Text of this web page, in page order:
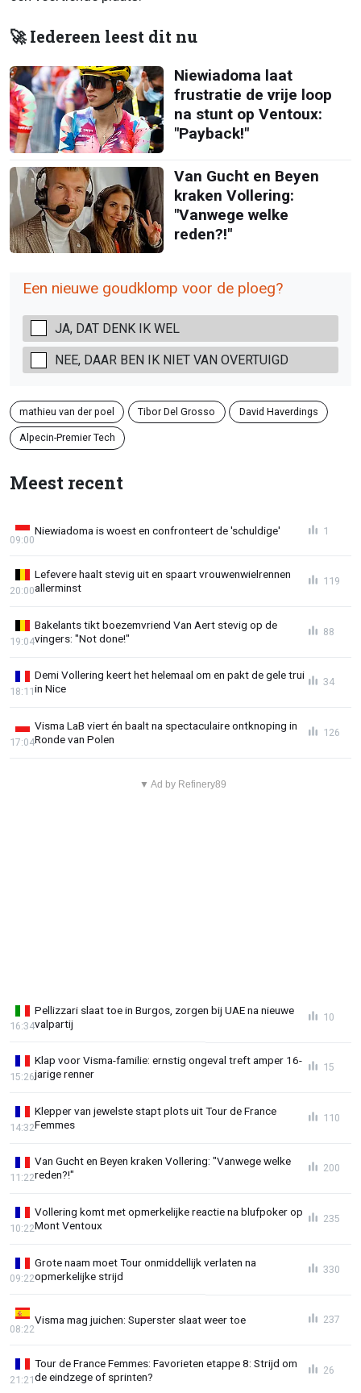
🚀 Iedereen leest dit nu
Niewiadoma laat
frustratie de vrije loop
na stunt op Ventoux:
"Payback!"
Van Gucht en Beyen
kraken Vollering:
"Vanwege welke
reden?!"
Een nieuwe goudklomp voor de ploeg?
JA, DAT DENK IK WEL
NEE, DAAR BEN IK NIET VAN OVERTUIGD
mathieu van der poel Tibor Del Grosso David Haverdings
Alpecin-Premier Tech
Meest recent
Niewiadoma is woest en confronteert de 'schuldige'
09:00
1
Lefevere haalt stevig uit en spaart vrouwenwielrennen
allerminst
20:00
119
Bakelants tikt boezemvriend Van Aert stevig op de
vingers: "Not done!"
19:04
88
Demi Vollering keert het helemaal om en pakt de gele trui
in Nice
18:11
34
Visma LaB viert én baalt na spectaculaire ontknoping in
Ronde van Polen
17:04
126
▼ Ad by Refinery89
Pellizzari slaat toe in Burgos, zorgen bij UAE na nieuwe
valpartij
16:34
10
Klap voor Visma-familie: ernstig ongeval treft amper 16-
jarige renner
15:26
15
Klepper van jewelste stapt plots uit Tour de France
Femmes
14:32
110
Van Gucht en Beyen kraken Vollering: "Vanwege welke
reden?!"
11:22
200
Vollering komt met opmerkelijke reactie na blufpoker op
Mont Ventoux
10:22
235
Grote naam moet Tour onmiddellijk verlaten na
opmerkelijke strijd
09:22
330
Visma mag juichen: Superster slaat weer toe
08:22
237
Tour de France Femmes: Favorieten etappe 8: Strijd om
de eindzege of sprinten?
21:21
26